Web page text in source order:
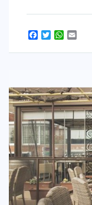
PRECIO
> 50 €
NUESTROS
LIFESTYLE
BEAUTY
CONOCIENDO A …
Facebook
Twitter